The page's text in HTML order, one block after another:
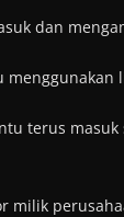
dan
menggunakan
terus
milik